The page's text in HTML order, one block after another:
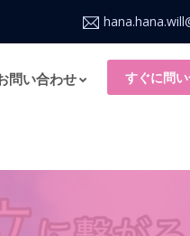
すぐに問
問い合わせ